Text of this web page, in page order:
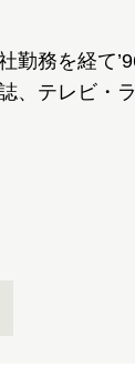
務を経て
、テレビ・